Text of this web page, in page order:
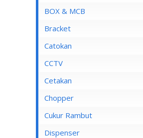
Blender Advance
Blender Cosmos
Blender Kirin
Blender Maspion
Blender Miyako
BOX & MCB
MCB
MCB 1 Pole
MCB 2 Pole
MCB 3 Pole
MCB 4 Pole
Bracket
Catokan
CCTV
DVR
Cetakan
Chopper
Cukur Rambut
Dispenser